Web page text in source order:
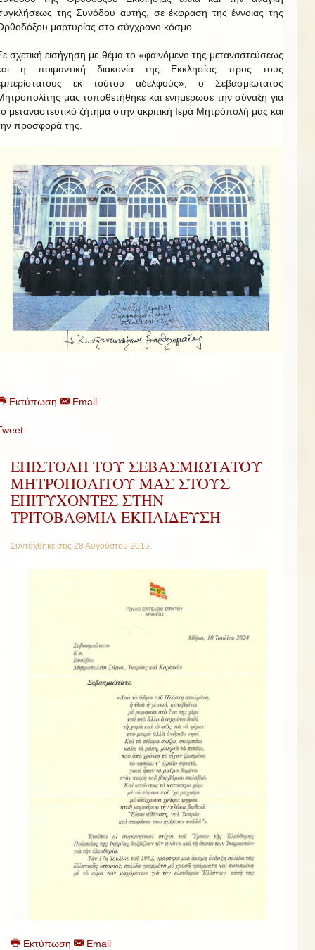
της Συνόδου αυτής, σε έκφραση της έννοιας της
μαρτυρίας στο σύγχρονο κόσμο.
σχετική εισήγηση με θέμα το «φαινόμενο της μεταναστεύσεως
η ποιμαντική διακονία της Εκκλησίας προς τους
εκ τούτου αδελφούς», ο Σεβασμιώτατος
μας τοποθετήθηκε και ενημέρωσε την σύναξη για
μεταναστευτικό ζήτημα στην ακριτική Ιερά Μητρόπολή μας και
προσφορά της.
Εκτύπωση Email
ΕΠΙΣΤΟΛΗ ΤΟΥ ΣΕΒΑΣΜΙΩΤΑΤΟΥ
ΜΗΤΡΟΠΟΛΙΤΟΥ ΜΑΣ ΣΤΟΥΣ
ΕΠΙΤΥΧΟΝΤΕΣ ΣΤΗΝ
ΤΡΙΤΟΒΑΘΜΙΑ ΕΚΠΑΙΔΕΥΣΗ
Συντάχθηκε στις 28 Αυγούστου 2015.
Εκτύπωση Email